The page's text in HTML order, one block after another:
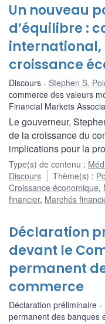
Un nouveau
d’équilibre :
croissance
Discours Stephen S.
commerce des valeurs
Financial Markets
Le gouverneur,
de la croissance du
implications pour la
Type(s) de contenu :
Discours
Thème(s) :
Croissance économique,
financier, Marchés
Déclaration
devant le
permanent
commerce
Déclaration préliminaire
permanent des banques